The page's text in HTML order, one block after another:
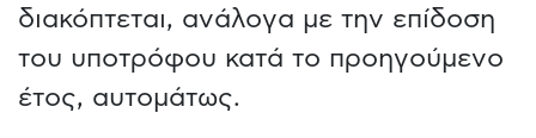
διακόπτεται, ανάλογα με την επίδοση
του υποτρόφου κατά το προηγούμενο
έτος, αυτομάτως.